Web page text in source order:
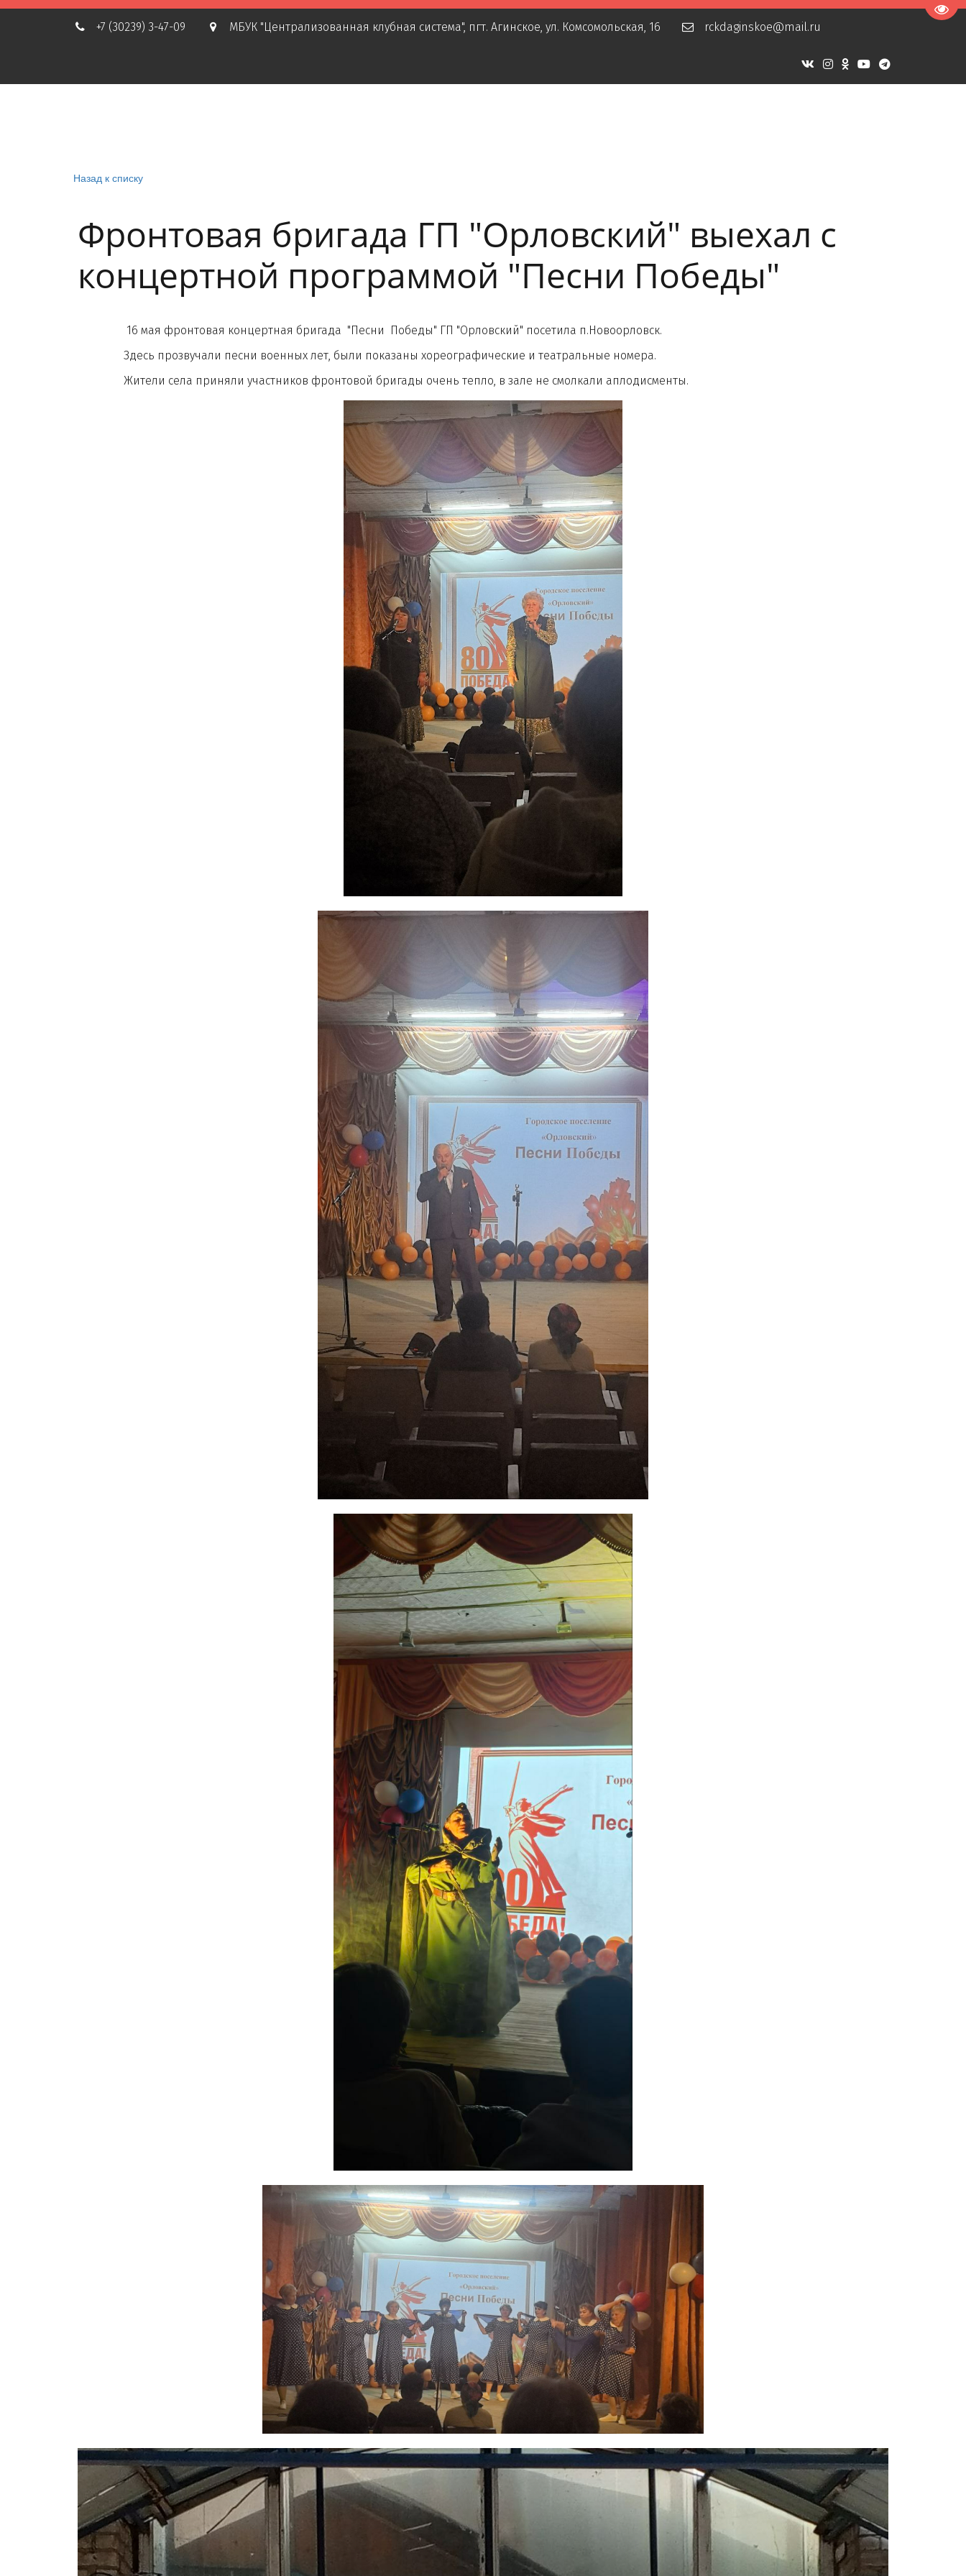
+7 (30239) 3-47-09 МБУК "Централизованная клубная система", пгт. Агинское, ул. Комсомольская, 16 rckdaginskoe@mail.ru
Назад к списку
Фронтовая бригада ГП "Орловский" выехал с
концертной программой "Песни Победы"
16 мая фронтовая концертная бригада "Песни Победы" ГП "Орловский" посетила п.Новоорловск.
Здесь прозвучали песни военных лет, были показаны хореографические и театральные номера.
Жители села приняли участников фронтовой бригады очень тепло, в зале не смолкали аплодисменты.